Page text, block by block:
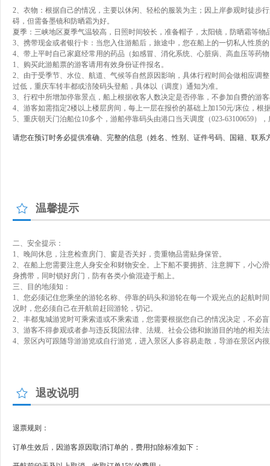
2、衣物：根据自己的情况，主要以休闲、轻松的服装为主；因上岸参观时徒步
碍，但需备墨镜和防晒霜为好。
夏季：三峡地区夏季气温较高，日照时间较长，准备帽子，太阳镜，防晒霜等物
3、携带现金或者银行卡：当您入住游船后，旅途中，您在船上的一切私人性质
4、带上平时自己家庭经常用的药品（如感冒、消化系统、心脏病、高血压等药
1、购买此游船票的游客请用有效身份证件报名。
2、由于受季节、水位、航道、气候等自然原因影响，具体行程时间会做相应调
过低，重庆车转丰都或涪陵码头登船，具体以（调度）通知为准。
3、行程中所增加停靠景点，船上根据收客人数决定是否停靠，不参加自费的游
4、游客如需指定2楼以上楼层房间，每上一层在报价的基础上加150元/床位，
5、重庆朝天门泊船位10多个，游船停靠码头由港口当天调度（023-63100659
请您在预订时务必提供准确、完整的信息（姓名、性别、证件号码、国籍、联
温馨提示
二、安全提示：
1、晚间休息，注意检查房门、窗是否关好，贵重物品需贴身保管。
2、在船上您需要注意人身安全和财物安全。上下船不要拥挤、注意脚下，小心
身携带，同时锁好房门，防有各类小偷混迹于船上。
三、目的地须知：
1、您必须记住您乘坐的游轮名称、停靠的码头和游轮在每一个观光点的起航时
况时，您必须自己在开航前赶回游轮，切记。
2、丰都鬼城游览时可乘索道或不乘索道，您需要根据您自己的情况决定，不必
3、游客不得参观或者参与违反我国法律、法规、社会公德和旅游目的地的相关
4、景区内可跟随导游游览或自行游览，进入景区人多容易走散，导游在景区内
退改说明
退票规则：
订单生效后，因游客原因取消订单的，费用扣除标准如下：